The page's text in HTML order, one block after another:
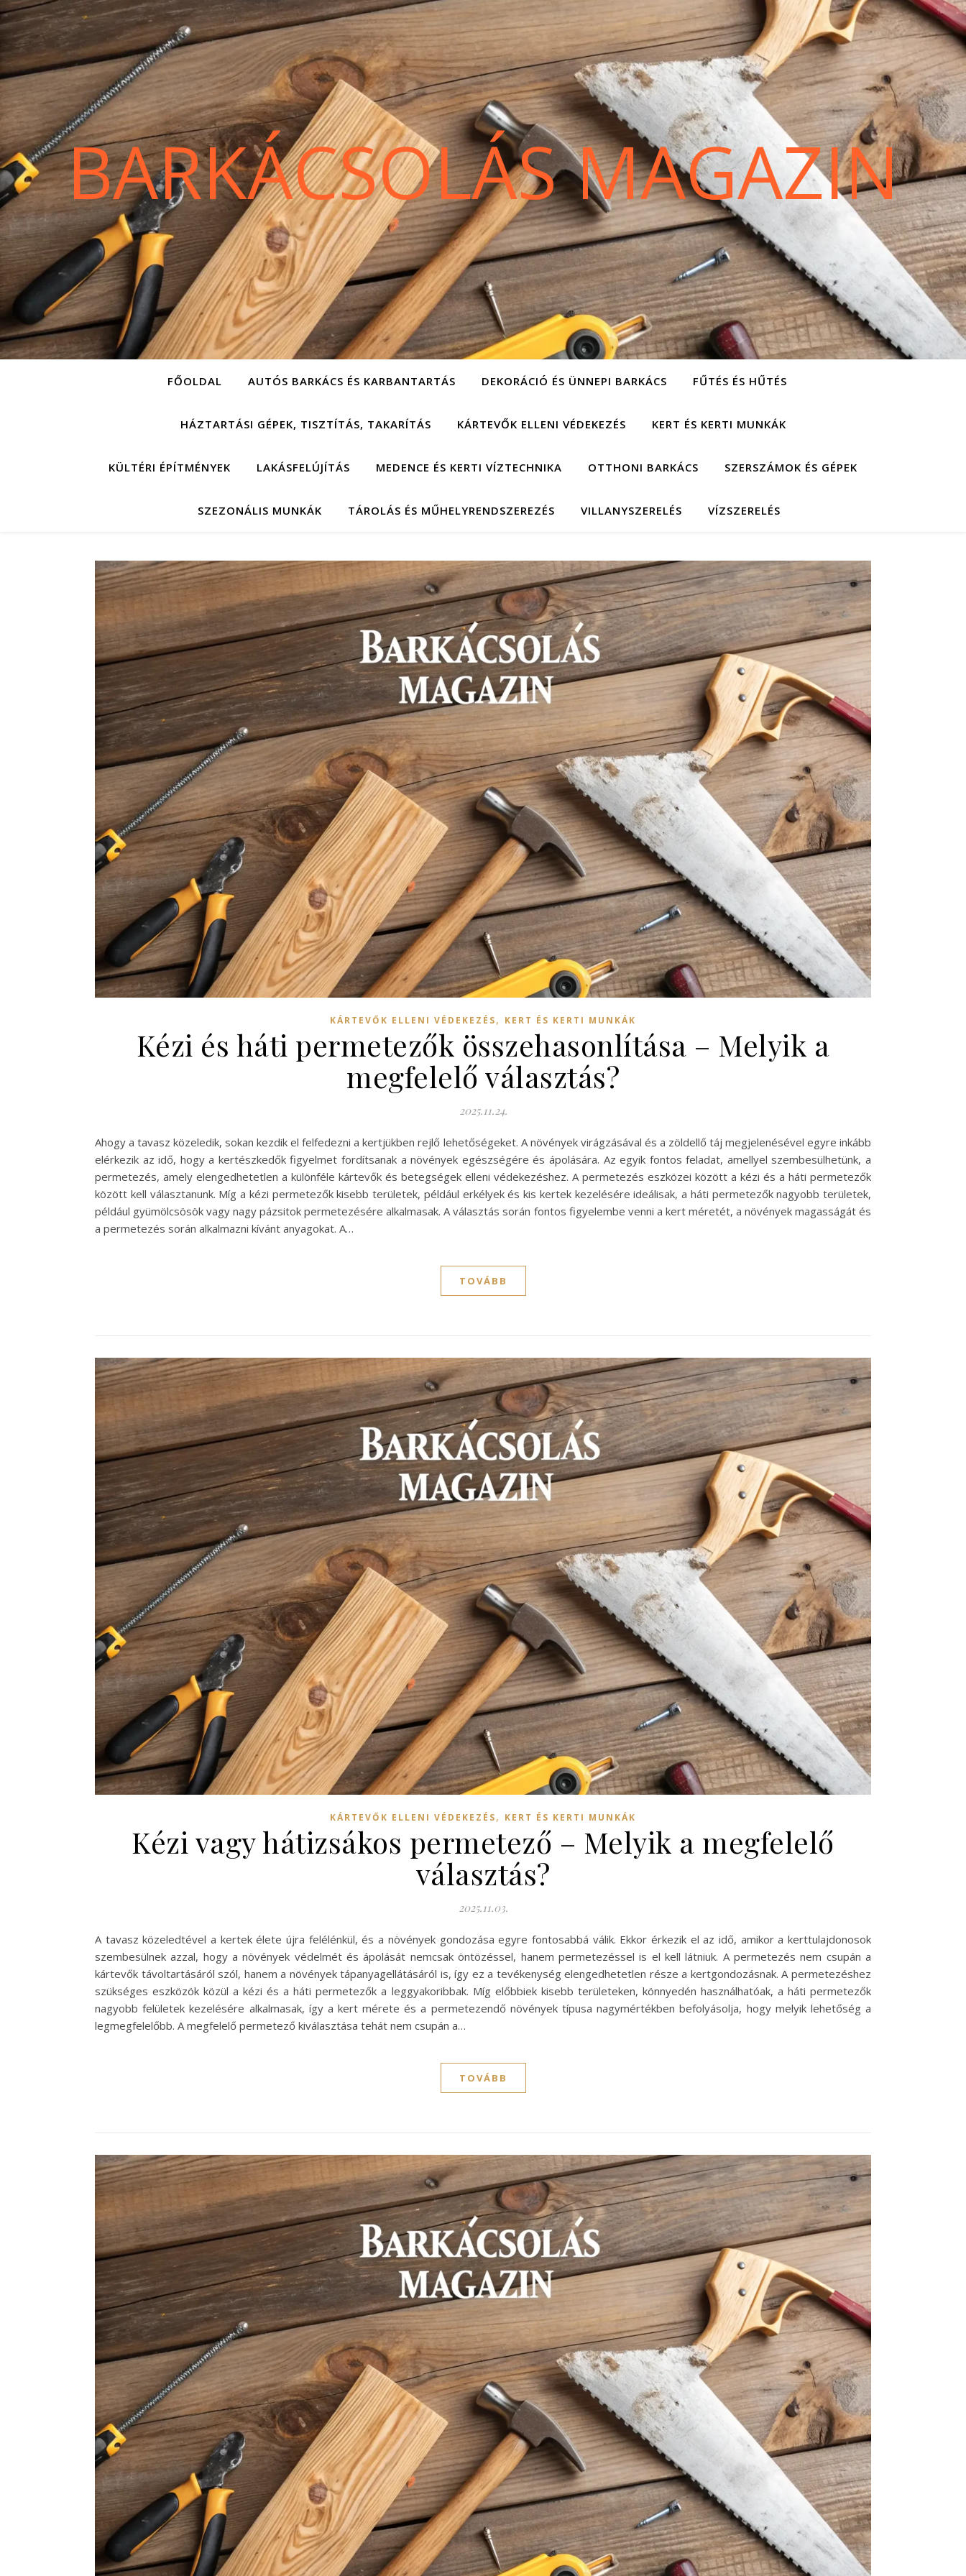
BARKÁCSOLÁS MAGAZIN
FŐOLDAL AUTÓS BARKÁCS ÉS KARBANTARTÁS DEKORÁCIÓ ÉS ÜNNEPI BARKÁCS FŰTÉS ÉS HŰTÉS
HÁZTARTÁSI GÉPEK, TISZTÍTÁS, TAKARÍTÁS KÁRTEVŐK ELLENI VÉDEKEZÉS KERT ÉS KERTI MUNKÁK
KÜLTÉRI ÉPÍTMÉNYEK LAKÁSFELÚJÍTÁS MEDENCE ÉS KERTI VÍZTECHNIKA OTTHONI BARKÁCS SZERSZÁMOK ÉS GÉPEK
SZEZONÁLIS MUNKÁK TÁROLÁS ÉS MŰHELYRENDSZEREZÉS VILLANYSZERELÉS VÍZSZERELÉS
KÁRTEVŐK ELLENI VÉDEKEZÉS, KERT ÉS KERTI MUNKÁK
Kézi és háti permetezők összehasonlítása – Melyik a
megfelelő választás?
2025.11.24.
Ahogy a tavasz közeledik, sokan kezdik el felfedezni a kertjükben rejlő lehetőségeket. A növények virágzásával és a zöldellő táj megjelenésével egyre inkább
elérkezik az idő, hogy a kertészkedők figyelmet fordítsanak a növények egészségére és ápolására. Az egyik fontos feladat, amellyel szembesülhetünk, a
permetezés, amely elengedhetetlen a különféle kártevők és betegségek elleni védekezéshez. A permetezés eszközei között a kézi és a háti permetezők
között kell választanunk. Míg a kézi permetezők kisebb területek, például erkélyek és kis kertek kezelésére ideálisak, a háti permetezők nagyobb területek,
például gyümölcsösök vagy nagy pázsitok permetezésére alkalmasak. A választás során fontos figyelembe venni a kert méretét, a növények magasságát és
a permetezés során alkalmazni kívánt anyagokat. A…
TOVÁBB
KÁRTEVŐK ELLENI VÉDEKEZÉS, KERT ÉS KERTI MUNKÁK
Kézi vagy hátizsákos permetező – Melyik a megfelelő
választás?
2025.11.03.
A tavasz közeledtével a kertek élete újra felélénkül, és a növények gondozása egyre fontosabbá válik. Ekkor érkezik el az idő, amikor a kerttulajdonosok
szembesülnek azzal, hogy a növények védelmét és ápolását nemcsak öntözéssel, hanem permetezéssel is el kell látniuk. A permetezés nem csupán a
kártevők távoltartásáról szól, hanem a növények tápanyagellátásáról is, így ez a tevékenység elengedhetetlen része a kertgondozásnak. A permetezéshez
szükséges eszközök közül a kézi és a háti permetezők a leggyakoribbak. Míg előbbiek kisebb területeken, könnyedén használhatóak, a háti permetezők
nagyobb felületek kezelésére alkalmasak, így a kert mérete és a permetezendő növények típusa nagymértékben befolyásolja, hogy melyik lehetőség a
legmegfelelőbb. A megfelelő permetező kiválasztása tehát nem csupán a…
TOVÁBB